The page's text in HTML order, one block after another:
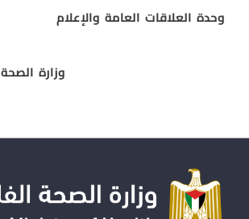
وحدة العلاقات العامة والإعلام
وزارة الصحة